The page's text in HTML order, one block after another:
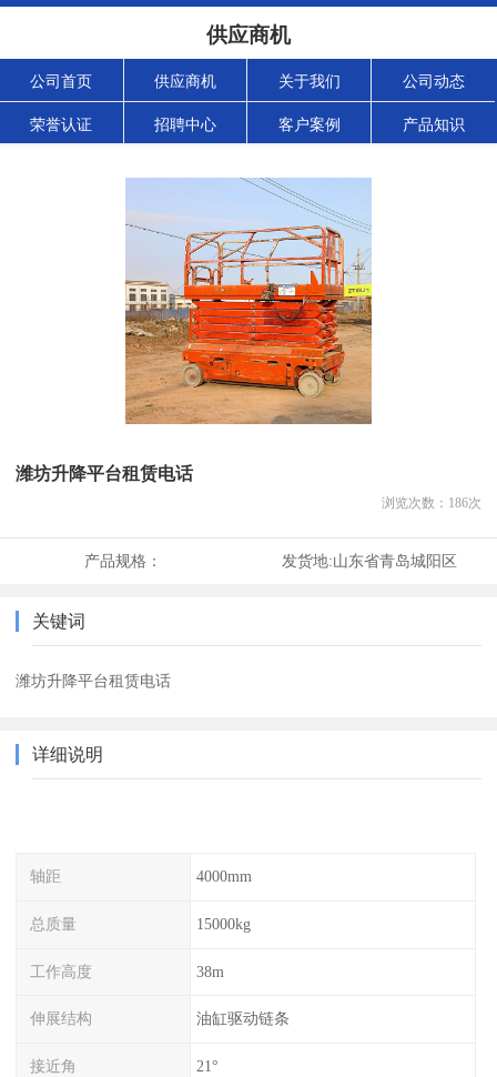
供应商机
公司首页 供应商机 关于我们 公司动态
荣誉认证 招聘中心 客户案例 产品知识
潍坊升降平台租赁电话
浏览次数： 186次
产品规格： 发货地:山东省青岛城阳区
关键词
潍坊升降平台租赁电话
详细说明
轴距 4000mm
总质量 15000kg
工作高度 38m
伸展结构 油缸驱动链条
接近角 21°